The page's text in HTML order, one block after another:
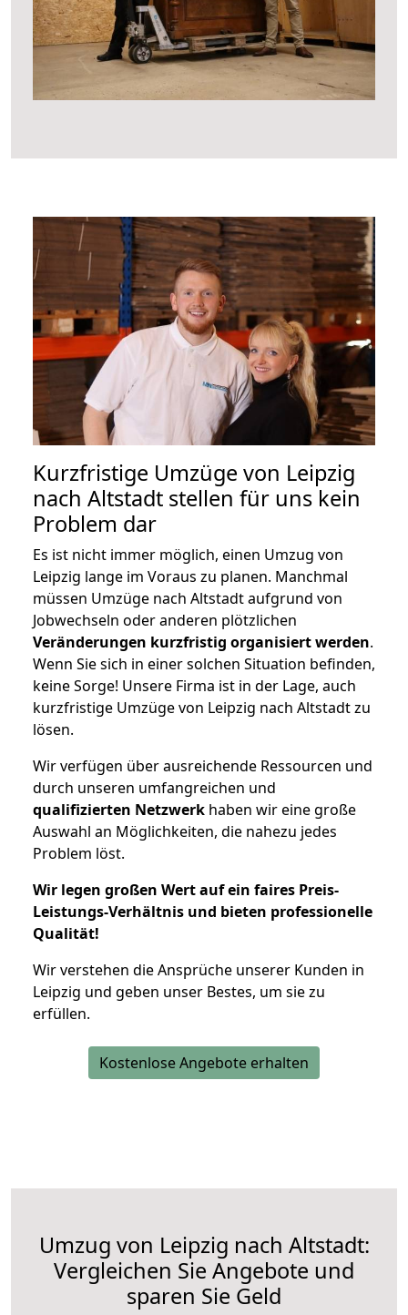
Kurzfristige Umzüge von Leipzig
nach Altstadt stellen für uns kein
Problem dar
Es ist nicht immer möglich, einen Umzug von
Leipzig lange im Voraus zu planen. Manchmal
müssen Umzüge nach Altstadt aufgrund von
Jobwechseln oder anderen plötzlichen
Veränderungen kurzfristig organisiert werden.
Wenn Sie sich in einer solchen Situation befinden,
keine Sorge! Unsere Firma ist in der Lage, auch
kurzfristige Umzüge von Leipzig nach Altstadt zu
lösen.
Wir verfügen über ausreichende Ressourcen und
durch unseren umfangreichen und
qualifizierten Netzwerk haben wir eine große
Auswahl an Möglichkeiten, die nahezu jedes
Problem löst.
Wir legen großen Wert auf ein faires Preis-
Leistungs-Verhältnis und bieten professionelle
Qualität!
Wir verstehen die Ansprüche unserer Kunden in
Leipzig und geben unser Bestes, um sie zu
erfüllen.
Kostenlose Angebote erhalten
Umzug von Leipzig nach Altstadt:
Vergleichen Sie Angebote und
sparen Sie Geld